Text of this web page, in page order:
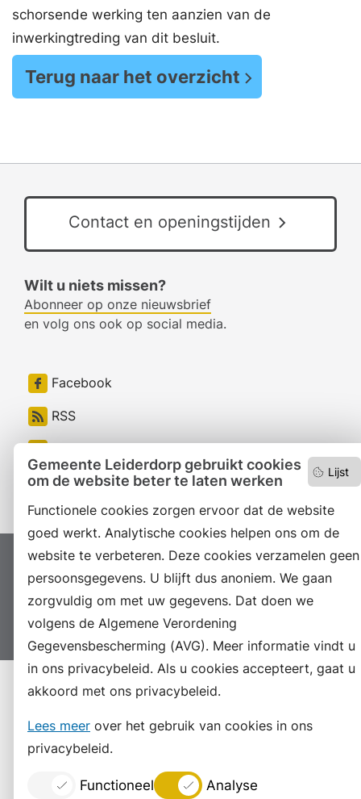
Lijst
Gemeente Leiderdorp gebruikt cookies
om de website beter te laten werken
Functionele cookies zorgen ervoor dat de website
goed werkt. Analytische cookies helpen ons om de
website te verbeteren. Deze cookies verzamelen geen
persoonsgegevens. U blijft dus anoniem. We gaan
zorgvuldig om met uw gegevens. Dat doen we
volgens de Algemene Verordening
Gegevensbescherming (AVG). Meer informatie vindt u
in ons privacybeleid. Als u cookies accepteert, gaat u
akkoord met ons privacybeleid.
Lees meer over het gebruik van cookies in ons
privacybeleid.
Functioneel Analyse
schorsende werking ten aanzien van de
inwerkingtreding van dit besluit.
Terug naar het overzicht
Contact en openingstijden
Wilt u niets missen?
Abonneer op onze nieuwsbrief
en volg ons ook op social media.
Facebook
RSS
LinkedIn
Instagram
Sitemap
Privacyverklaring
Servicenormen
Suggesties
Archief Vacatures